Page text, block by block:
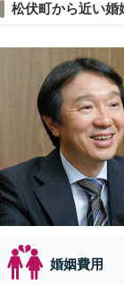
松伏町から近い婚
婚姻費用